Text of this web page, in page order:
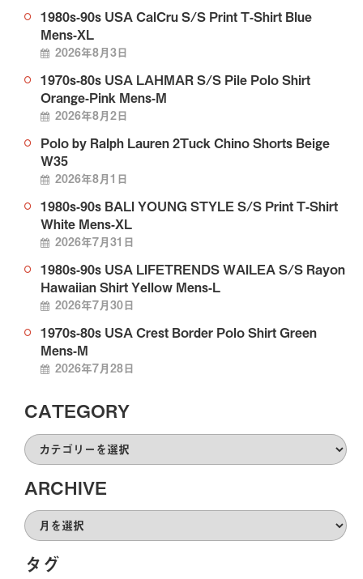
1980s-90s USA CalCru S/S Print T-Shirt Blue
Mens-XL
2026年8月3日
1970s-80s USA LAHMAR S/S Pile Polo Shirt
Orange-Pink Mens-M
2026年8月2日
Polo by Ralph Lauren 2Tuck Chino Shorts Beige
W35
2026年8月1日
1980s-90s BALI YOUNG STYLE S/S Print T-Shirt
White Mens-XL
2026年7月31日
1980s-90s USA LIFETRENDS WAILEA S/S Rayon
Hawaiian Shirt Yellow Mens-L
2026年7月30日
1970s-80s USA Crest Border Polo Shirt Green
Mens-M
2026年7月28日
CATEGORY
CATEGORY
ARCHIVE
ARCHIVE
タグ